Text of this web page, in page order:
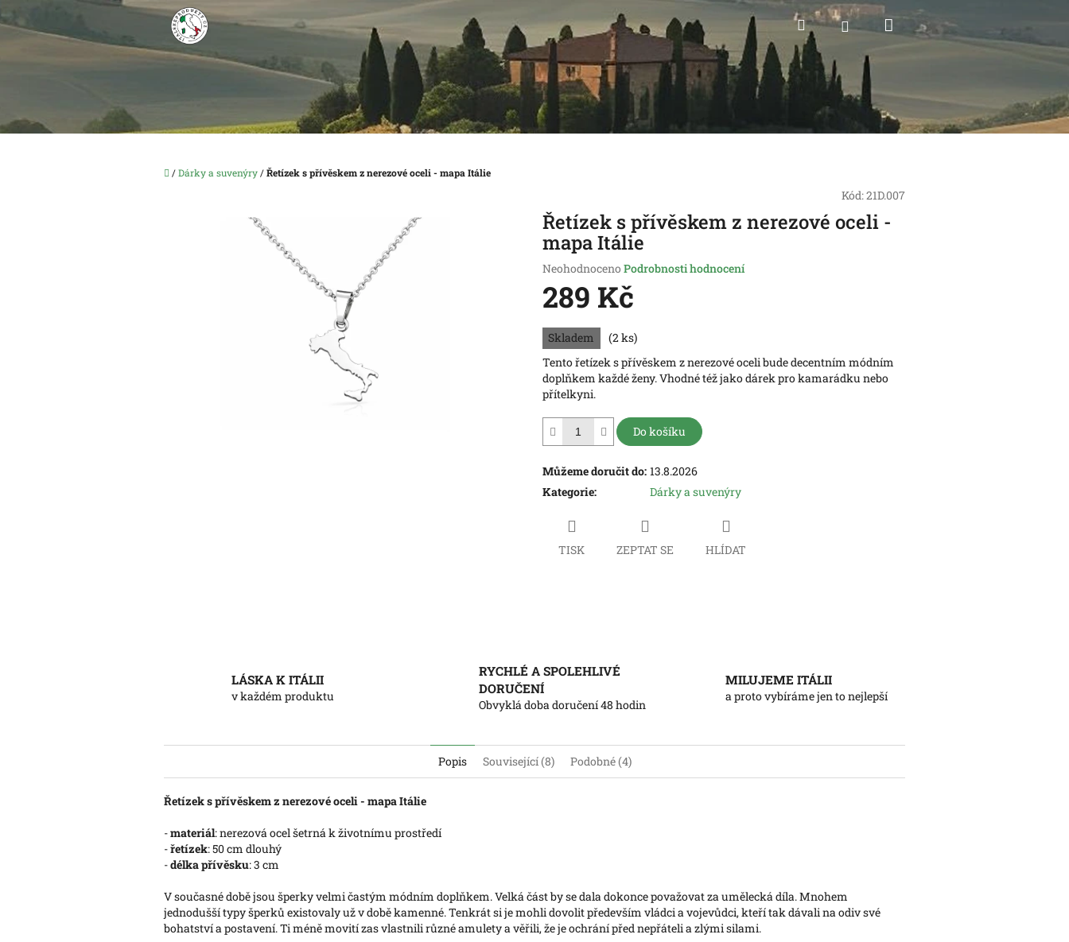
na
obsah
HledatPřihlášeníNákupní
Domů
/Dárky a suvenýry/Řetízek s přívěskem z nerezové oceli - mapa Itálie
Kód:21D.007
Řetízek s přívěskem z nerezové oceli -
mapa Itálie
Průměrné
hodnocení
produktu
0,0
z
5
hvězdiček.
Neohodnoceno Podrobnosti hodnocení
289 Kč
Měrná
cena:
Skladem
(2 ks)
Tento řetízek s přívěskem z nerezové oceli bude decentním módním
doplňkem každé ženy. Vhodné též jako dárek pro kamarádku nebo
přítelkyni.
Do košíku
Můžeme doručit do: 13.8.2026
Kategorie: Dárky a suvenýry
TISK ZEPTAT SE HLÍDAT
LÁSKA K ITÁLII
v každém produktu
RYCHLÉ A SPOLEHLIVÉ
DORUČENÍ
Obvyklá doba doručení 48 hodin
MILUJEME ITÁLII
a proto vybíráme jen to nejlepší
Popis Související (8) Podobné (4)
Řetízek s přívěskem z nerezové oceli - mapa Itálie
-materiál: nerezová ocel šetrná k životnímu prostředí
-řetízek: 50 cm dlouhý
-délka přívěsku: 3 cm
V současné době jsou šperky velmi častým módním doplňkem. Velká část by se dala dokonce považovat za umělecká díla. Mnohem
jednodušší typy šperků existovaly už v době kamenné. Tenkrát si je mohli dovolit především vládci a vojevůdci, kteří tak dávali na odiv své
bohatství a postavení. Ti méně movití zas vlastnili různé amulety a věřili, že je ochrání před nepřáteli a zlými silami.